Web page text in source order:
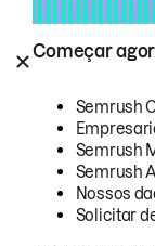
Começar
Semrush
Semrush
Semrush
Nossos
Solicitar